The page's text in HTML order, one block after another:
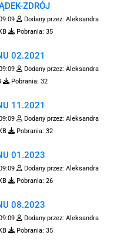
ZDRÓJ
Dodany przez: Aleksandra
Pobrania: 35
02.2021
Dodany przez: Aleksandra
Pobrania: 32
11.2021
Dodany przez: Aleksandra
Pobrania: 32
01.2023
Dodany przez: Aleksandra
Pobrania: 26
08.2023
Dodany przez: Aleksandra
Pobrania: 35